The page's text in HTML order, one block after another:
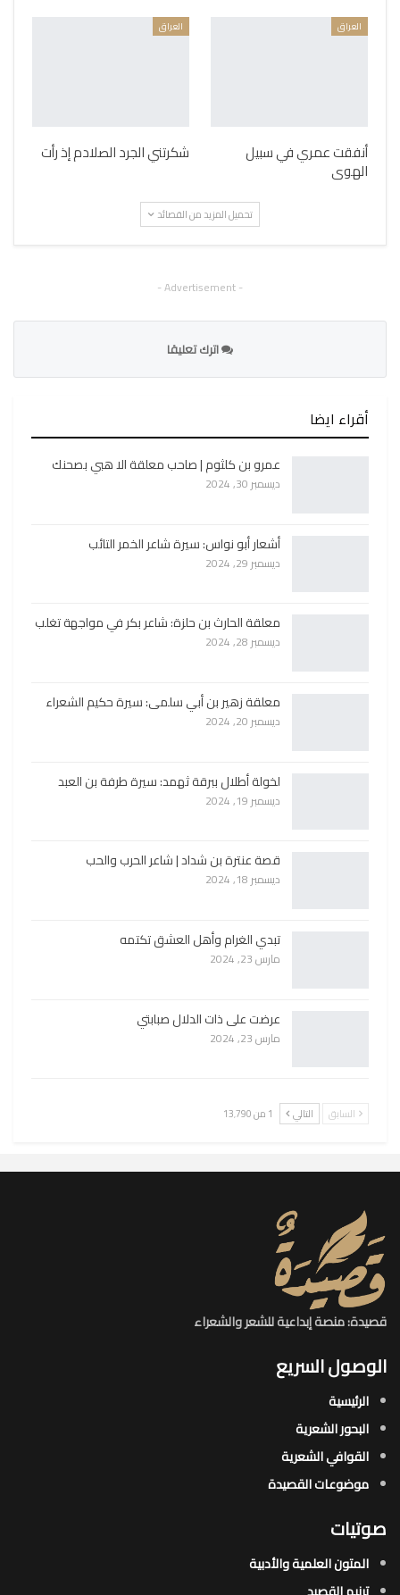
العراق
أنفقت عمري في سبيل
الهوى
العراق
شكرتني الجرد الصلادم إذ رأت
تحميل المزيد من القصائد
- Advertisement -
اترك تعليقا
أقراء ايضا
عمرو بن كلثوم | صاحب معلقة الا هبي بصحنك
ديسمبر 30, 2024
أشعار أبو نواس: سيرة شاعر الخمر التائب
ديسمبر 29, 2024
معلقة الحارث بن حلزة: شاعر بكر في مواجهة تغلب
ديسمبر 28, 2024
معلقة زهير بن أبي سلمى: سيرة حكيم الشعراء
ديسمبر 20, 2024
لخولة أطلال ببرقة ثهمد: سيرة طرفة بن العبد
ديسمبر 19, 2024
قصة عنترة بن شداد | شاعر الحرب والحب
ديسمبر 18, 2024
تبدي الغرام وأهل العشق تكتمه
مارس 23, 2024
عرضت على ذات الدلال صبابتي
مارس 23, 2024
السابق التالي 1 من 13٬790
قصيدة: منصة إبداعية للشعر والشعراء
الوصول السريع
الرئيسية
البحور الشعرية​
القوافي الشعرية​
موضوعات القصيدة​
صوتيات
المتون العلمية والأدبية